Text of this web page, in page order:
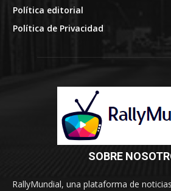
Política editorial
Política de Privacidad
SOBRE
RallyMundial, una plataforma de